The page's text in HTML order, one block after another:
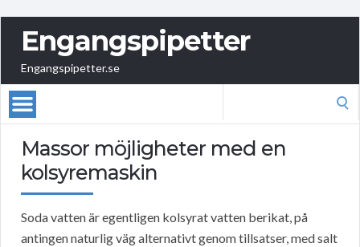
Engangspipetter
Engangspipetter.se
Massor möjligheter med en
kolsyremaskin
Soda vatten är egentligen kolsyrat vatten berikat, på
antingen naturlig väg alternativt genom tillsatser, med salt